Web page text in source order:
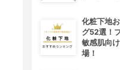
化粧下地
グ52選！
敏感肌向
場！